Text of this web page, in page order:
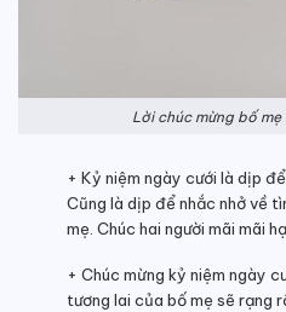
Lời chúc mừng bố
+ Kỷ niệm ngày cưới là dịp
Cũng là dịp để nhắc nhở về
mẹ. Chúc hai người mãi mãi
+ Chúc mừng kỷ niệm ngày
tương lai của bố mẹ sẽ rạng